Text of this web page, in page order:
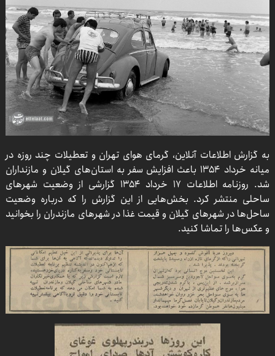
به گزارش اطلاعات آنلاین، گرمای هوای تهران و تعطیلات چند روزه در
میانه خرداد ۱۳۵۴ باعث افزایش سفر به استان‌های گیلان و مازنداران
شد. روزنامه اطلاعات ۱۷ خرداد ۱۳۵۴ گزارشی از وضعیت شهرهای
ساحلی منتشر کرد. بخش‌هایی از این گزارش را که درباره وضعیت
ساحل‌ها در شهرهای گیلان و قیمت غذا در شهرهای مازندران را بخوانید
و عکس‌ها را تماشا کنید.